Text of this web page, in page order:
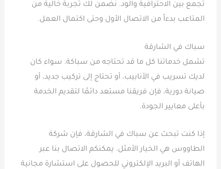
تجمع بين الاحترافية والود. نضمن لك تجربة خالية من
المتاعب بدءاً من الاتصال الأول وحتى اكتمال العمل.
سباك في الشارقة
تشمل خدماتنا كل ما قد تحتاجه من سباكة. سواء كان
لديك تسريب في الأنابيب، أو تحتاج إلى تركيب جديد، أو
صيانة دورية، فإن فريقنا مستعد دائمًا لتقديم الخدمة
بأعلى معايير الجودة.
إذا كنت تبحث عن سباك في الشارقة، فإن شركة
الطاووس هي الخيار الأمثل. يمكنكم الاتصال بنا عبر
الهاتف أو البريد الإلكتروني للحصول على استشارة مجانية